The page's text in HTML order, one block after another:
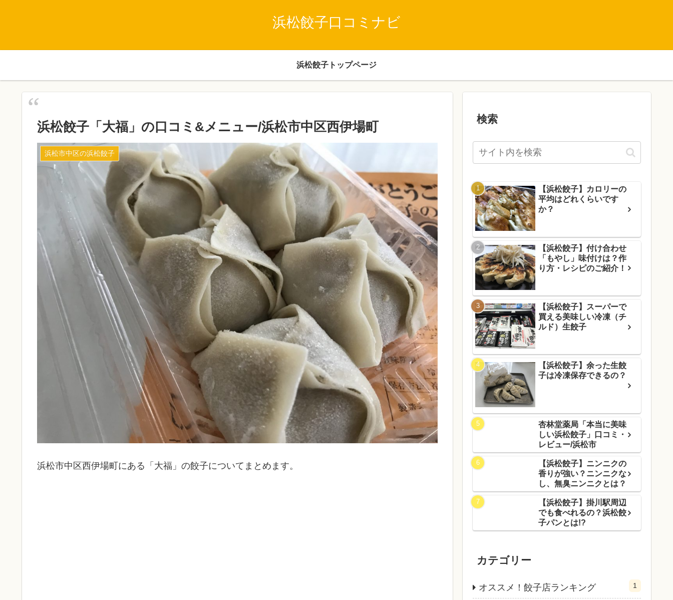
浜松餃子口コミナビ
浜松餃子トップページ
浜松餃子「大福」の口コミ&メニュー/浜松市中区西伊場町
浜松市中区の浜松餃子
浜松市中区西伊場町にある「大福」の餃子についてまとめます。
検索
【浜松餃子】カロリーの
平均はどれくらいです
か？
【浜松餃子】付け合わせ
「もやし」味付けは？作
り方・レシピのご紹介！
【浜松餃子】スーパーで
買える美味しい冷凍（チ
ルド）生餃子
【浜松餃子】余った生餃
子は冷凍保存できるの？
杏林堂薬局「本当に美味
しい浜松餃子」口コミ・
レビュー/浜松市
【浜松餃子】ニンニクの
香りが強い？ニンニクな
し、無臭ニンニクとは？
【浜松餃子】掛川駅周辺
でも食べれるの？浜松餃
子パンとは!?
カテゴリー
オススメ！餃子店ランキング 1